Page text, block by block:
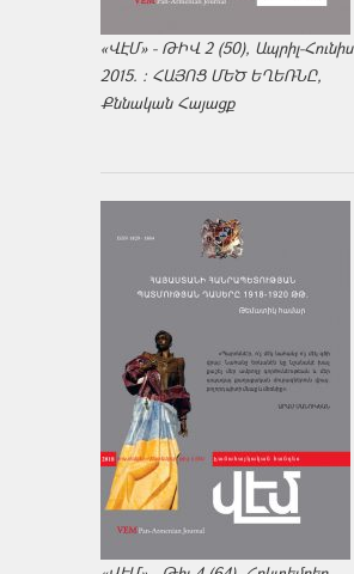
«ՎԷՄ» - ԹԻՎ 2 (50), Ապրիլ-Հունիս
2015. : ՀԱՅՈՑ ՄԵԾ ԵՂԵՌՆԸ,
Քննական Հայացք